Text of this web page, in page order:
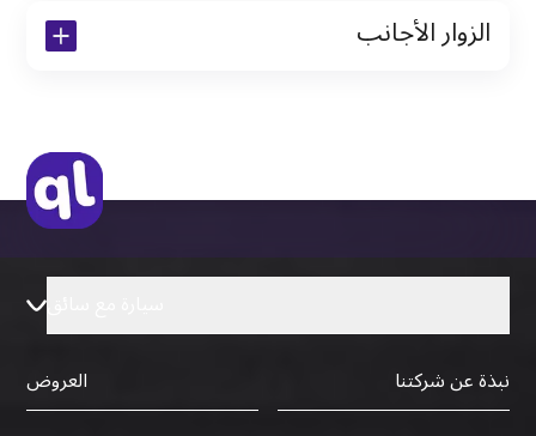
نسخة من تأشيرة الاقامة
الزوار الأجانب
نبذة عن شركتنا
العروض